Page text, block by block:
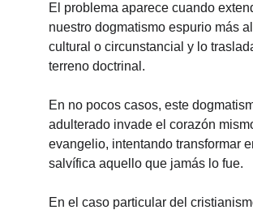
El problema aparece cuando
nuestro dogmatismo espurio más
cultural o circunstancial y lo
terreno doctrinal.
En no pocos casos, este
adulterado invade el corazón
evangelio, intentando transformar
salvífica aquello que jamás lo fue.
En el caso particular del